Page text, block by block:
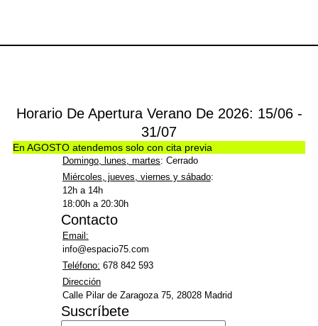
Horario De Apertura Verano De 2026: 15/06 -
31/07
En AGOSTO atendemos solo con cita previa
Domingo, lunes, martes: Cerrado
Miércoles, jueves, viernes y sábado:
12h a 14h
18:00h a 20:30h
Contacto
Email:
info@espacio75.com
Teléfono: 678 842 593
Dirección
Calle Pilar de Zaragoza 75, 28028 Madrid
Suscríbete